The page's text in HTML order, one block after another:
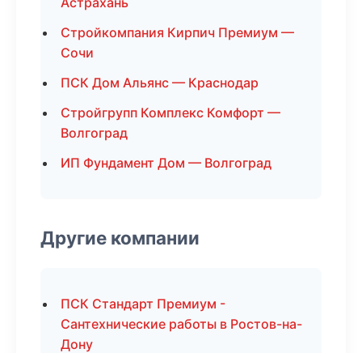
Стройкомпания Кирпич Премиум —
Сочи
ПСК Дом Альянс — Краснодар
Стройгрупп Комплекс Комфорт —
Волгоград
ИП Фундамент Дом — Волгоград
Другие компании
ПСК Стандарт Премиум -
Сантехнические работы в Ростов-на-
Дону